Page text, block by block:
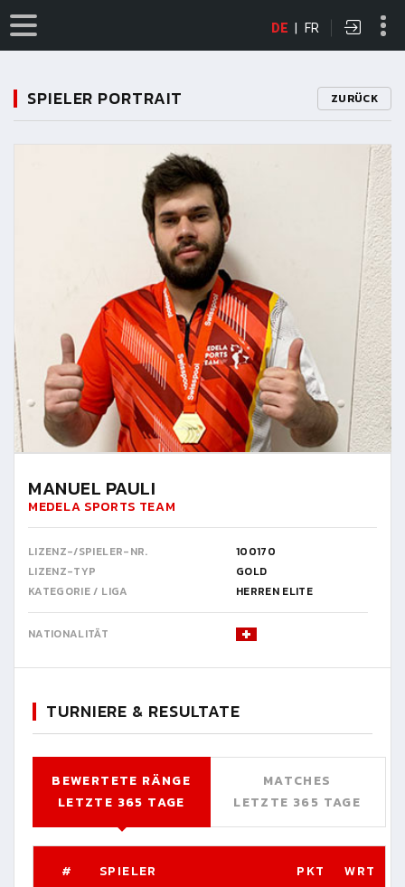
DE | FR
SPIELER PORTRAIT ZURÜCK
MANUEL PAULI
MEDELA SPORTS TEAM
LIZENZ-/SPIELER-NR.
100170
LIZENZ-TYP
GOLD
KATEGORIE / LIGA
HERREN ELITE
NATIONALITÄT
TURNIERE & RESULTATE
BEWERTETE RÄNGE
LETZTE 365 TAGE
MATCHES
LETZTE 365 TAGE
# SPIELER PKT WRT